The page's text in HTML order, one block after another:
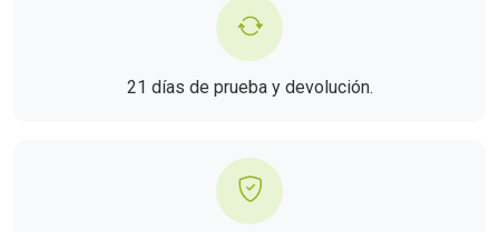
21 días de prueba y devolución.